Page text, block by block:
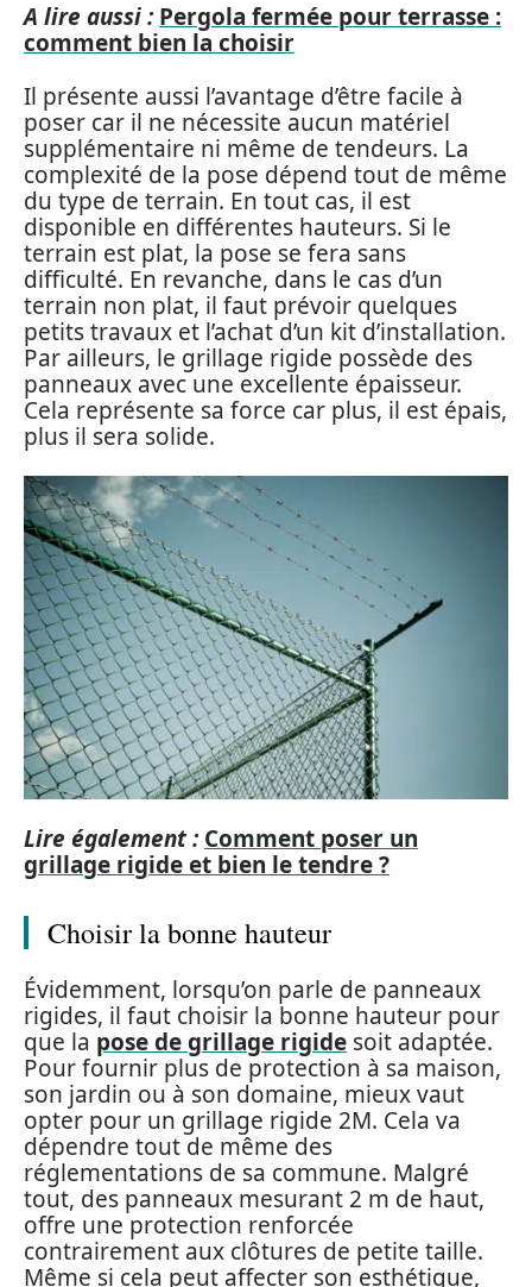
A lire aussi : Pergola fermée pour terrasse :
comment bien la choisir
Il présente aussi l’avantage d’être facile à
poser car il ne nécessite aucun matériel
supplémentaire ni même de tendeurs. La
complexité de la pose dépend tout de même
du type de terrain. En tout cas, il est
disponible en différentes hauteurs. Si le
terrain est plat, la pose se fera sans
difficulté. En revanche, dans le cas d’un
terrain non plat, il faut prévoir quelques
petits travaux et l’achat d’un kit d’installation.
Par ailleurs, le grillage rigide possède des
panneaux avec une excellente épaisseur.
Cela représente sa force car plus, il est épais,
plus il sera solide.
Lire également : Comment poser un
grillage rigide et bien le tendre ?
Choisir la bonne hauteur
Évidemment, lorsqu’on parle de panneaux
rigides, il faut choisir la bonne hauteur pour
que la pose de grillage rigide soit adaptée.
Pour fournir plus de protection à sa maison,
son jardin ou à son domaine, mieux vaut
opter pour un grillage rigide 2M. Cela va
dépendre tout de même des
réglementations de sa commune. Malgré
tout, des panneaux mesurant 2 m de haut,
offre une protection renforcée
contrairement aux clôtures de petite taille.
Même si cela peut affecter son esthétique,